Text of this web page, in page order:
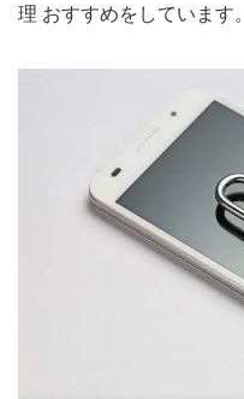
理 おすすめをしています。